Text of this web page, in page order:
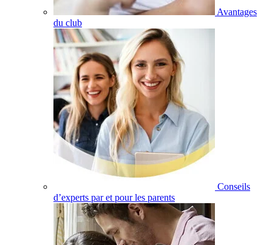
Avantages
du club
Conseils
d’experts par et pour les parents